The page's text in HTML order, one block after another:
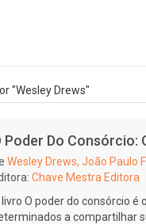
"Wesley Drews"
Poder Do Consórcio:
Wesley Drews, João Paulo
Chave Mestra Editora
livro O poder do consórcio
a compartilhar